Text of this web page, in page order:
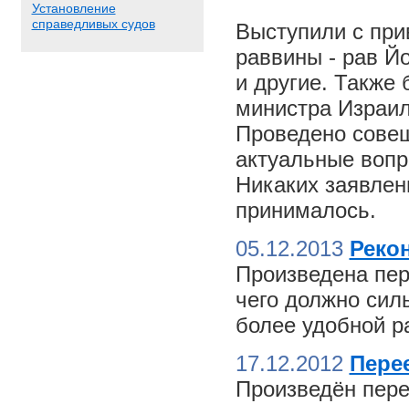
Установление
справедливых судов
Выступили с
раввины - рав
и другие. Также
министра
Проведено
актуальные
Никаких
принималось.
05.12.2013
Произведена
чего должно
более удобной
17.12.2012
Произведён